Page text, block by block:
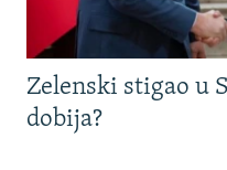
Zelenski stigao u
dobija?